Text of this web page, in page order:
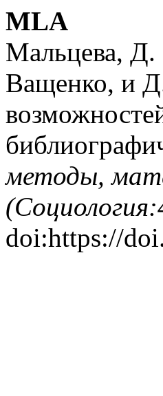
MLA
Мальцева,
Ващенко, и
методы,
doi:https://